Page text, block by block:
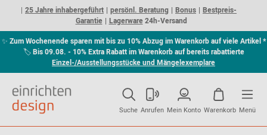
25 Jahre inhabergeführt persönl. Beratung Bonus
Bestpreis-
Garantie
Lagerware24h-Versand
✨ Zum Wochenende sparen mit bis zu 10% Abzug im Warenkorb auf viele Artikel *
🏷Bis 09.08. - 10% Extra Rabatt im Warenkorb auf bereits rabattierte
Einzel-/Ausstellungsstücke und Mängelexemplare
Suche Anrufen Mein Konto Warenkorb Menü